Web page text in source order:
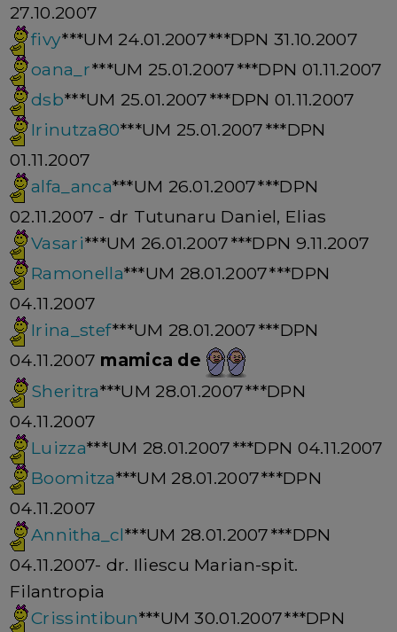
27.10.2007
fivy***UM 24.01.2007***DPN 31.10.2007
oana_r***UM 25.01.2007***DPN 01.11.2007
dsb***UM 25.01.2007***DPN 01.11.2007
Irinutza80***UM 25.01.2007***DPN
01.11.2007
alfa_anca***UM 26.01.2007***DPN
02.11.2007 - dr Tutunaru Daniel, Elias
Vasari***UM 26.01.2007***DPN 9.11.2007
Ramonella***UM 28.01.2007***DPN
04.11.2007
Irina_stef***UM 28.01.2007***DPN
04.11.2007 mamica de
Sheritra***UM 28.01.2007***DPN
04.11.2007
Luizza***UM 28.01.2007***DPN 04.11.2007
Boomitza***UM 28.01.2007***DPN
04.11.2007
Annitha_cl***UM 28.01.2007***DPN
04.11.2007- dr. Iliescu Marian-spit.
Filantropia
Crissintibun***UM 30.01.2007***DPN